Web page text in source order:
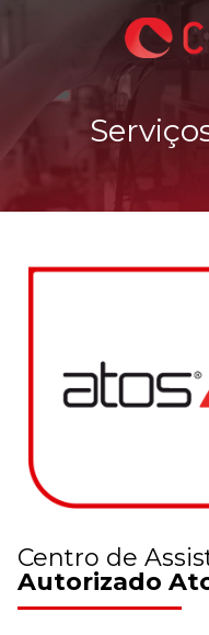
Centro de
Autorizado